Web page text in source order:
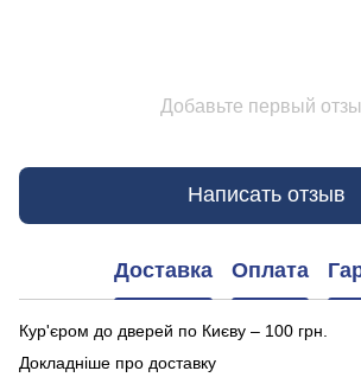
Добавьте первый
Написать отзыв
Доставка Оплата
Кур'єром до дверей по Києву – 100 грн.
Докладніше про доставку